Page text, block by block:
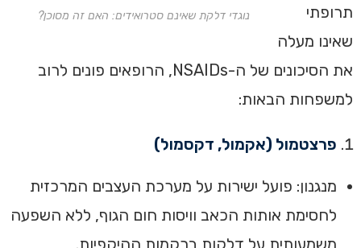
נוגדי דלקת שאינם סטרואידים: האם זה מסוכן?
תרופתי
שאינו מעלה
את הסיכונים של ה-NSAIDs, הרופאים פונים לרוב
למשפחות הבאות:
פרצטמול (אקמול, דקסמול)
מנגנון: פועל ישירות על מערכת העצבים המרכזית
לחסימת אותות הכאב וויסות חום הגוף, ללא השפעה
משמעותית על דלקות ברקמות ההיקפיות.